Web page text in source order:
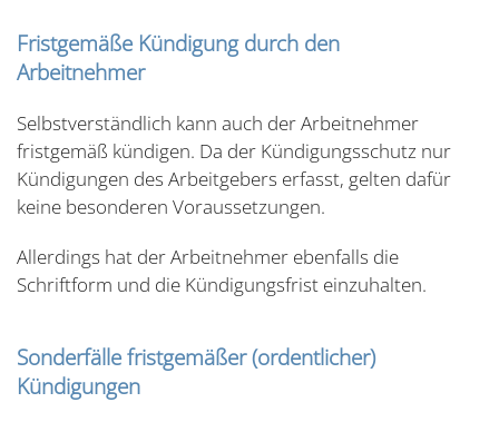
Fristgemäße Kündigung durch den
Arbeitnehmer
Selbstverständlich kann auch der Arbeitnehmer
fristgemäß kündigen. Da der Kündigungsschutz nur
Kündigungen des Arbeitgebers erfasst, gelten dafür
keine besonderen Voraussetzungen.
Allerdings hat der Arbeitnehmer ebenfalls die
Schriftform und die Kündigungsfrist einzuhalten.
Sonderfälle fristgemäßer (ordentlicher)
Kündigungen